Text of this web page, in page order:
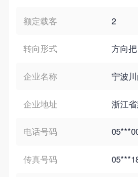
额定载客 2
转向形式 方向把
企业名称 宁波
企业地址 浙江
电话号码
传真号码